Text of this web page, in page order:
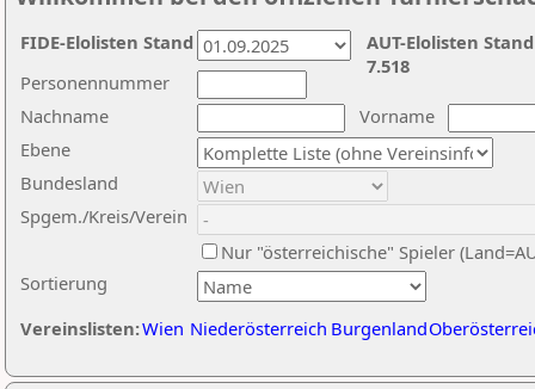
Nachname
Vorname
Ebene
Sortierung
Personennummer
Bundesland
Spgem./Kreis/Verein
Nur "österreichische" Spieler
Vereinslisten:Wien Niederösterreich Burgenland
AUT-Elolisten
7.518
FIDE-Elolisten Stand